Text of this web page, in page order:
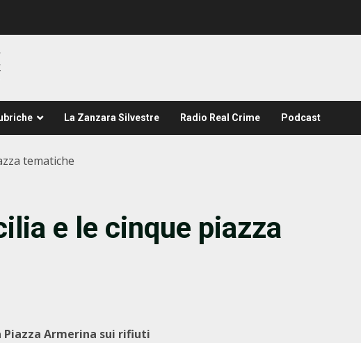
La Zanzara Silvestre Radio Real Crime Podcast
tematiche
e le cinque piazza
Armerina sui rifiuti